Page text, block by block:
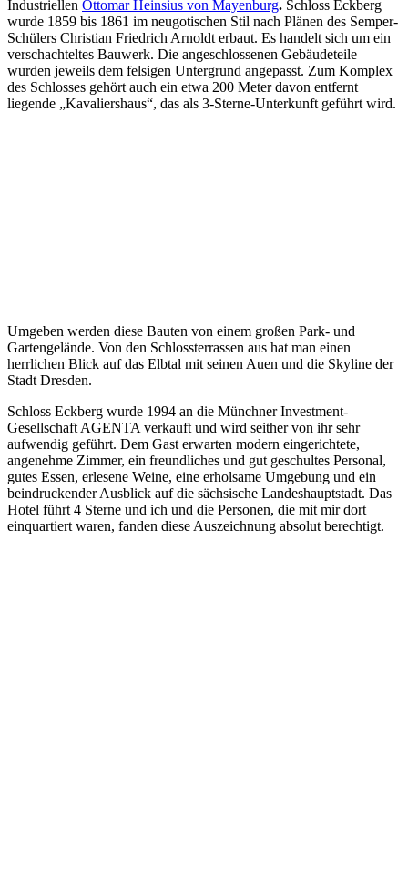
Industriellen Ottomar Heinsius von Mayenburg. Schloss Eckberg
wurde 1859 bis 1861 im neugotischen Stil nach Plänen des Semper-
Schülers Christian Friedrich Arnoldt erbaut. Es handelt sich um ein
verschachteltes Bauwerk. Die angeschlossenen Gebäudeteile
wurden jeweils dem felsigen Untergrund angepasst. Zum Komplex
des Schlosses gehört auch ein etwa 200 Meter davon entfernt
liegende „Kavaliershaus“, das als 3-Sterne-Unterkunft geführt wird.
Umgeben werden diese Bauten von einem großen Park- und
Gartengelände. Von den Schlossterrassen aus hat man einen
herrlichen Blick auf das Elbtal mit seinen Auen und die Skyline der
Stadt Dresden.
Schloss Eckberg wurde 1994 an die Münchner Investment-
Gesellschaft AGENTA verkauft und wird seither von ihr sehr
aufwendig geführt. Dem Gast erwarten modern eingerichtete,
angenehme Zimmer, ein freundliches und gut geschultes Personal,
gutes Essen, erlesene Weine, eine erholsame Umgebung und ein
beindruckender Ausblick auf die sächsische Landeshauptstadt. Das
Hotel führt 4 Sterne und ich und die Personen, die mit mir dort
einquartiert waren, fanden diese Auszeichnung absolut berechtigt.